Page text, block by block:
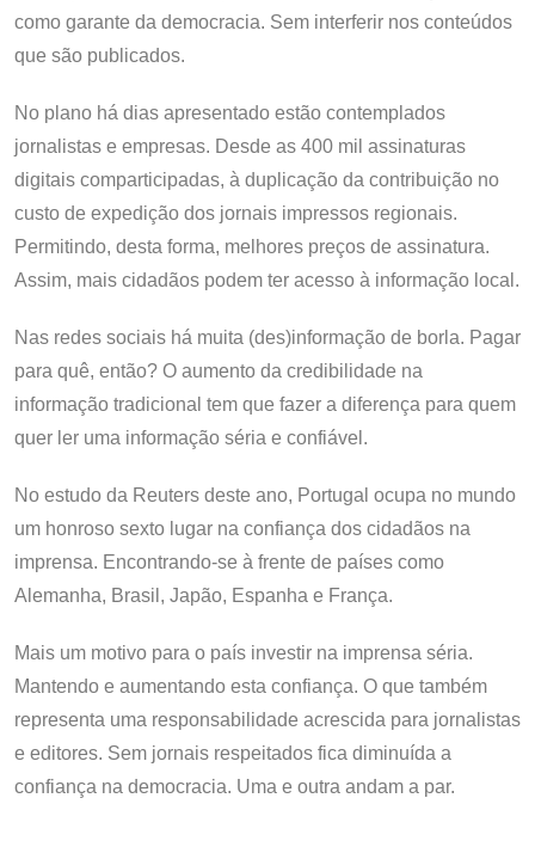
como garante da democracia. Sem interferir nos conteúdos
que são publicados.
No plano há dias apresentado estão contemplados
jornalistas e empresas. Desde as 400 mil assinaturas
digitais comparticipadas, à duplicação da contribuição no
custo de expedição dos jornais impressos regionais.
Permitindo, desta forma, melhores preços de assinatura.
Assim, mais cidadãos podem ter acesso à informação local.
Nas redes sociais há muita (des)informação de borla. Pagar
para quê, então? O aumento da credibilidade na
informação tradicional tem que fazer a diferença para quem
quer ler uma informação séria e confiável.
No estudo da Reuters deste ano, Portugal ocupa no mundo
um honroso sexto lugar na confiança dos cidadãos na
imprensa. Encontrando-se à frente de países como
Alemanha, Brasil, Japão, Espanha e França.
Mais um motivo para o país investir na imprensa séria.
Mantendo e aumentando esta confiança. O que também
representa uma responsabilidade acrescida para jornalistas
e editores. Sem jornais respeitados fica diminuída a
confiança na democracia. Uma e outra andam a par.